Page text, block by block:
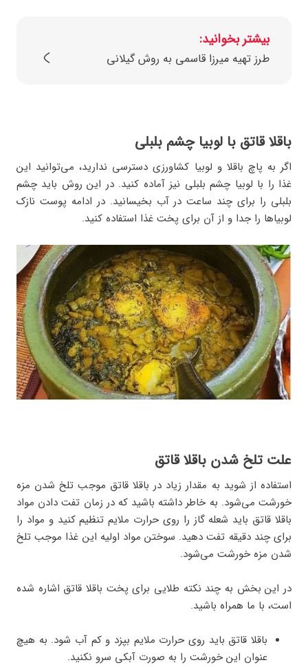
بیشتر بخوانید:
طرز تهیه میرزا قاسمی به روش گیلانی
باقلا قاتق با لوبیا چشم بلبلی
اگر به پاچ باقلا و لوبیا کشاورزی دسترسی ندارید، می‌توانید این
غذا را با لوبیا چشم بلبلی نیز آماده کنید. در این روش باید چشم
بلبلی را برای چند ساعت در آب بخیسانید. در ادامه پوست نازک
لوبیاها را جدا و از آن برای پخت غذا استفاده کنید.
علت تلخ شدن باقلا قاتق
استفاده از شوید به مقدار زیاد در باقلا قاتق موجب تلخ شدن مزه
خورشت می‌شود. به خاطر داشته باشید که در زمان تفت دادن مواد
باقلا قاتق باید شعله گاز را روی حرارت ملایم تنظیم کنید و مواد را
برای چند دقیقه تفت دهید. سوختن مواد اولیه این غذا موجب تلخ
شدن مزه خورشت می‌شود.
در این بخش به چند نکته طلایی برای پخت باقلا قاتق اشاره شده
است، با ما همراه باشید.
باقلا قاتق باید روی حرارت ملایم بپزد و کم آب شود. به هیچ
عنوان این خورشت را به صورت آبکی سرو نکنید.